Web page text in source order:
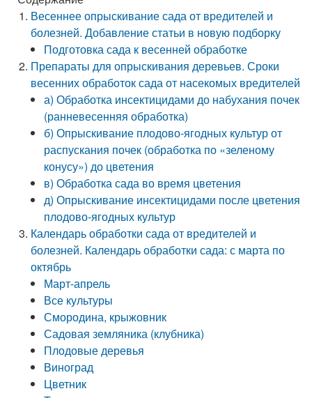
Весеннее опрыскивание сада от вредителей и
болезней. Добавление статьи в новую подборку
Подготовка сада к весенней обработке
Препараты для опрыскивания деревьев. Сроки
весенних обработок сада от насекомых вредителей
а) Обработка инсектицидами до набухания почек
(ранневесенняя обработка)
б) Опрыскивание плодово-ягодных культур от
распускания почек (обработка по «зеленому
конусу») до цветения
в) Обработка сада во время цветения
д) Опрыскивание инсектицидами после цветения
плодово-ягодных культур
Календарь обработки сада от вредителей и
болезней. Календарь обработки сада: с марта по
октябрь
Март-апрель
Все культуры
Смородина, крыжовник
Садовая земляника (клубника)
Плодовые деревья
Виноград
Цветник